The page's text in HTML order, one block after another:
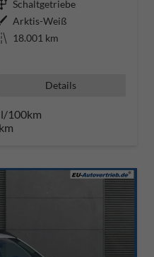
Getriebe Schaltgetriebe
Außenfarbe Arktis-Weiß
Kilometerstand 18.001 km
Details
100km